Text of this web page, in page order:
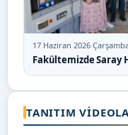
17 Haziran 2026
Fakültemizde Saray
TANITIM